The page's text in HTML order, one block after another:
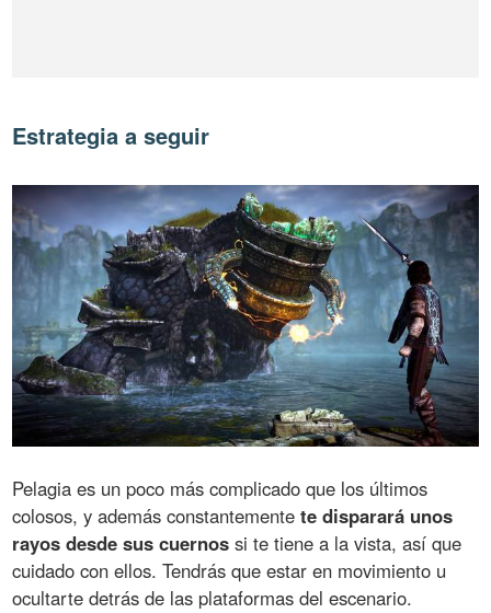
Estrategia a seguir
Pelagia es un poco más complicado que los últimos
colosos, y además constantementete disparará unos
rayos desde sus cuernos si te tiene a la vista, así que
cuidado con ellos. Tendrás que estar en movimiento u
ocultarte detrás de las plataformas del escenario.